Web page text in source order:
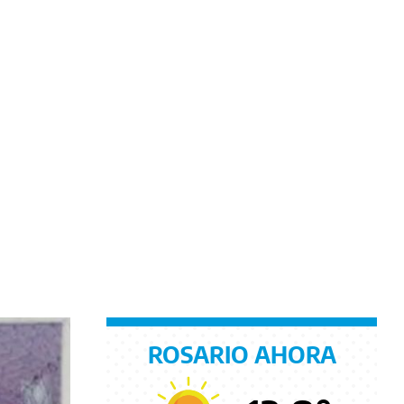
ROSARIO AHORA